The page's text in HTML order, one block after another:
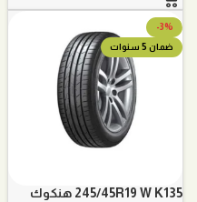
-3%
ضمان 5 سنوات
245/45R19 W K135 هنكوك